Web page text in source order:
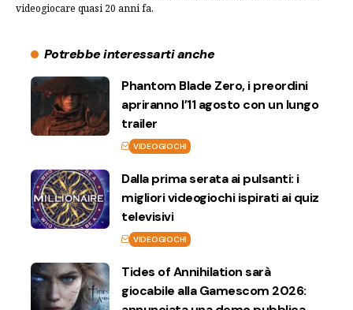
videogiocare quasi 20 anni fa.
Potrebbe interessarti anche
Phantom Blade Zero, i preordini
apriranno l’11 agosto con un lungo
trailer
VIDEOGIOCHI
Dalla prima serata ai pulsanti: i
migliori videogiochi ispirati ai quiz
televisivi
VIDEOGIOCHI
Tides of Annihilation sarà
giocabile alla Gamescom 2026: